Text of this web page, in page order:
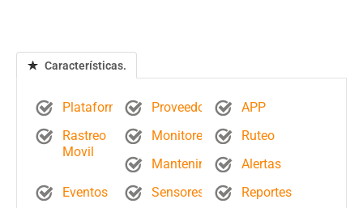
Características.
Plataforma Proveedores
APP
Rastreo
Movil
Monitoreo
Ruteo
MantenimientosAlertas
Eventos
Sensores
Reportes